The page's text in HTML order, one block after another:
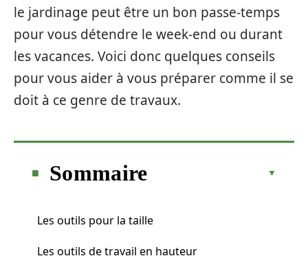
le jardinage peut être un bon passe-temps
pour vous détendre le week-end ou durant
les vacances. Voici donc quelques conseils
pour vous aider à vous préparer comme il se
doit à ce genre de travaux.
Sommaire
Les outils pour la taille
Les outils de travail en hauteur